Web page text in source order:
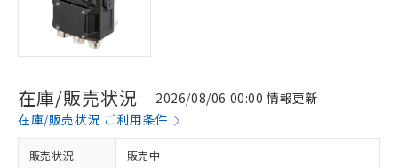
在庫/販売状況
2026/08/06 00:00 情報更新
在庫/販売状況 ご利用条件
販売状況 販売中